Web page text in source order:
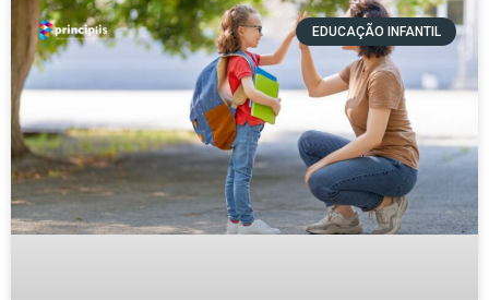
EDUCAÇÃO INFANTIL